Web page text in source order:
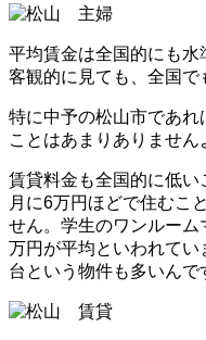
平均賃金は全国的にも水
客観的に見ても、全国で
特に中予の松山市であれ
ことはあまりありません
賃貸料金も全国的に低い
月に6万円ほどで住むこ
せん。学生のワンルー
万円が平均といわれてい
台という物件も多いんで